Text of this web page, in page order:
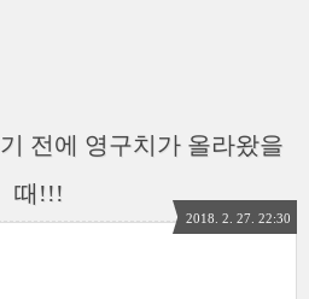
전에 영구치가 올라왔을
때!!!
2018. 2. 27. 22:30